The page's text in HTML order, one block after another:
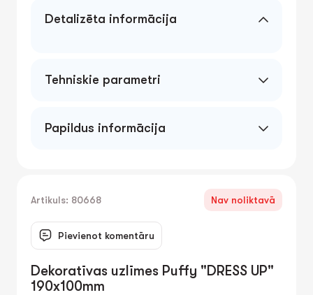
Detalizēta informācija
Tehniskie parametri
Papildus informācija
Artikuls: 80668 Nav noliktavā
Pievienot komentāru
Dekoratīvas uzlīmes Puffy "DRESS UP"
190x100mm